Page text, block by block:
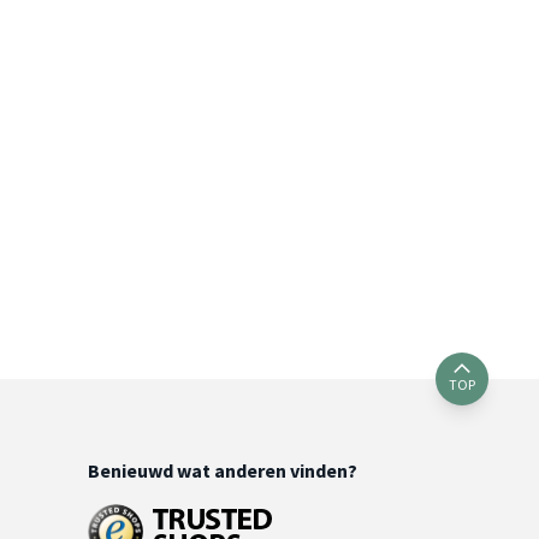
TOP
Benieuwd wat anderen vinden?